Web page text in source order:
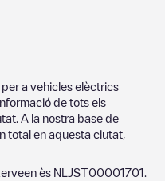
a vehicles elèctrics
de tots els
A la nostra base de
total en aquesta ciutat,
ès NLJST00001701